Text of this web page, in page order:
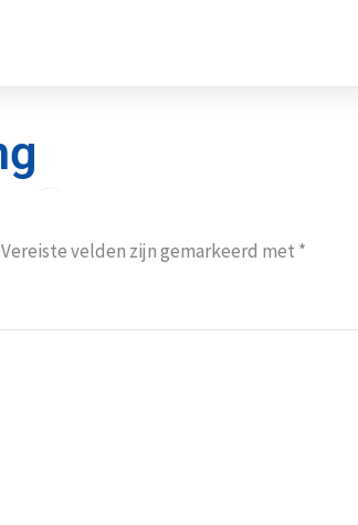
Vereiste velden zijn gemarkeerd met *